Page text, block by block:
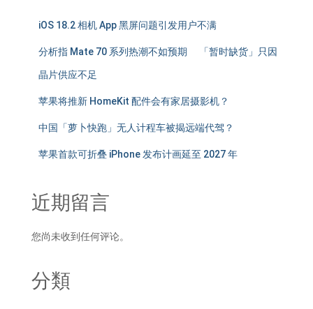
iOS 18.2 相机 App 黑屏问题引发用户不满
分析指 Mate 70 系列热潮不如预期 「暂时缺货」只因
晶片供应不足
苹果将推新 HomeKit 配件会有家居摄影机？
中国「萝卜快跑」无人计程车被揭远端代驾？
苹果首款可折叠 iPhone 发布计画延至 2027 年
近期留言
您尚未收到任何评论。
分類